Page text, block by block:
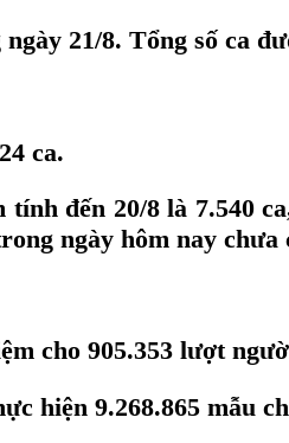
21/8. Tổng số ca
ca.
đến 20/8 là 7.540
ngày hôm nay
cho 905.353 lượt
hiện 9.268.865 mẫu